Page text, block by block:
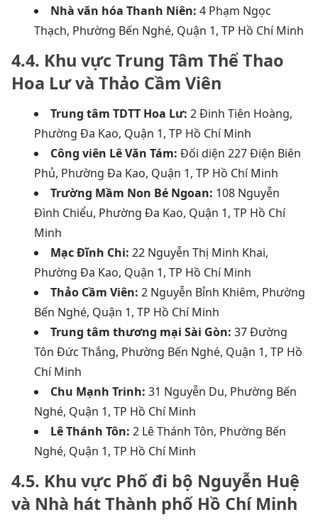
Nhà văn hóa Thanh Niên: 4 Phạm Ngọc
Thạch, Phường Bến Nghé, Quận 1, TP Hồ Chí Minh
4.4. Khu vực Trung Tâm Thể Thao
Hoa Lư và Thảo Cầm Viên
Trung tâm TDTT Hoa Lư: 2 Đinh Tiên Hoàng,
Phường Đa Kao, Quận 1, TP Hồ Chí Minh
Công viên Lê Văn Tám: Đối diện 227 Điện Biên
Phủ, Phường Đa Kao, Quận 1, TP Hồ Chí Minh
Trường Mầm Non Bé Ngoan: 108 Nguyễn
Đình Chiểu, Phường Đa Kao, Quận 1, TP Hồ Chí
Minh
Mạc Đĩnh Chi: 22 Nguyễn Thị Minh Khai,
Phường Đa Kao, Quận 1, TP Hồ Chí Minh
Thảo Cầm Viên: 2 Nguyễn Bỉnh Khiêm, Phường
Bến Nghé, Quận 1, TP Hồ Chí Minh
Trung tâm thương mại Sài Gòn: 37 Đường
Tôn Đức Thắng, Phường Bến Nghé, Quận 1, TP Hồ
Chí Minh
Chu Mạnh Trinh: 31 Nguyễn Du, Phường Bến
Nghé, Quận 1, TP Hồ Chí Minh
Lê Thánh Tôn: 2 Lê Thánh Tôn, Phường Bến
Nghé, Quận 1, TP Hồ Chí Minh
4.5. Khu vực Phố đi bộ Nguyễn Huệ
và Nhà hát Thành phố Hồ Chí Minh